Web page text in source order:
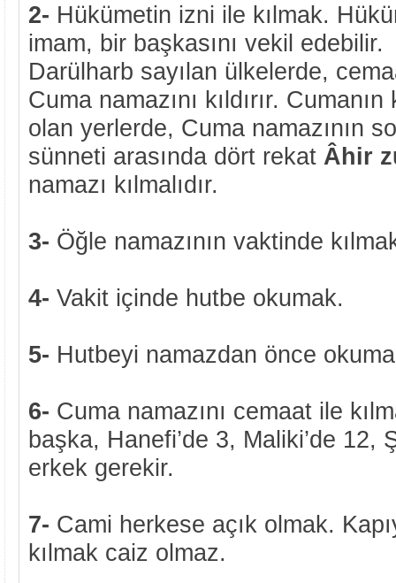
2- Hükümetin izni ile kılmak.
imam, bir başkasını vekil edebilir.
Darülharb sayılan ülkelerde,
Cuma namazını kıldırır.
olan yerlerde, Cuma namazının
sünneti arasında dört rekat Âhir
namazı kılmalıdır.
3- Öğle namazının vaktinde
4- Vakit içinde hutbe okumak.
5- Hutbeyi namazdan önce
6- Cuma namazını cemaat ile
başka, Hanefi’de 3, Maliki’de 12,
erkek gerekir.
7- Cami herkese açık olmak.
kılmak caiz olmaz.